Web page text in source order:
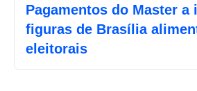
Pagamentos do Master a
figuras de Brasília
eleitorais